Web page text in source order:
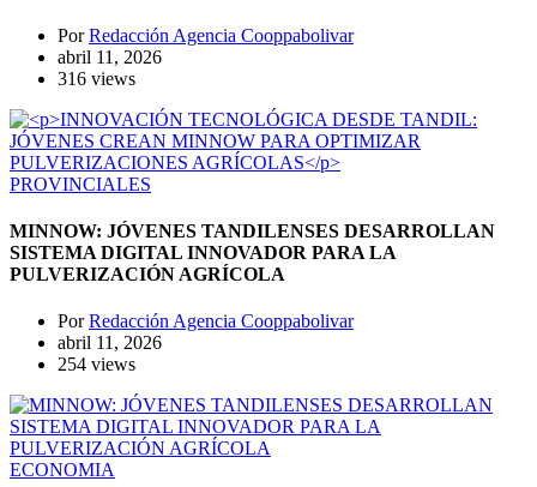
PorRedacción Agencia Cooppabolivar
abril 11, 2026
316 views
PROVINCIALES
MINNOW: JÓVENES TANDILENSES DESARROLLAN
SISTEMA DIGITAL INNOVADOR PARA LA
PULVERIZACIÓN AGRÍCOLA
PorRedacción Agencia Cooppabolivar
abril 11, 2026
254 views
ECONOMIA